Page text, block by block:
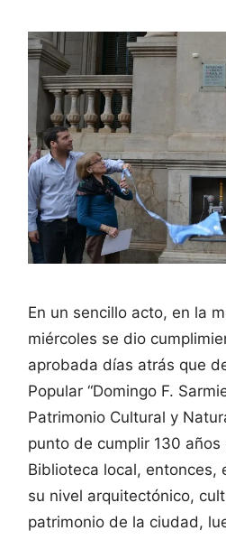
En un sencillo acto, en la
miércoles se dio
aprobada días atrás que
Popular “Domingo F.
Patrimonio Cultural y
punto de cumplir 130
Biblioteca local, entonces,
su nivel arquitectónico,
patrimonio de la ciudad,